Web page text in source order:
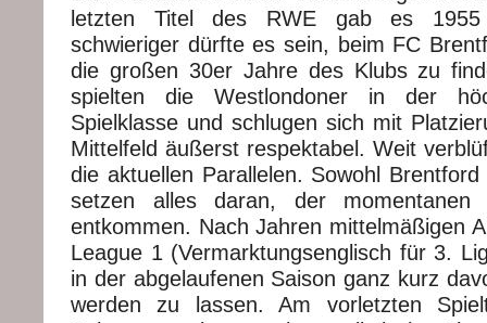
letzten Titel des RWE gab es
schwieriger dürfte es sein, beim FC
die großen 30er Jahre des Klubs zu
spielten die Westlondoner in der
Spielklasse und schlugen sich mit
Mittelfeld äußerst respektabel. Weit
die aktuellen Parallelen. Sowohl
setzen alles daran, der momentanen
entkommen. Nach Jahren mittelmäßigen
League 1 (Vermarktungsenglisch für 3.
in der abgelaufenen Saison ganz kurz
werden zu lassen. Am vorletzten